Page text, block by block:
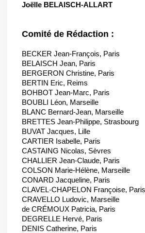
Joëlle BELAISCH-ALLART
Comité de Rédaction :
BECKER Jean-François, Paris
BELAISCH Jean, Paris
BERGERON Christine, Paris
BERTIN Eric, Reims
BOHBOT Jean-Marc, Paris
BOUBLI Léon, Marseille
BLANC Bernard-Jean, Marseille
BRETTES Jean-Philippe, Strasbourg
BUVAT Jacques, Lille
CARTIER Isabelle, Paris
CASTAING Nicolas, Sèvres
CHALLIER Jean-Claude, Paris
COLSON Marie-Hélène, Marseille
CONARD Jacqueline, Paris
CLAVEL-CHAPELON Françoise, Paris
CRAVELLO Ludovic, Marseille
de CRÉMOUX Patricia, Paris
DEGRELLE Hervé, Paris
DENIS Catherine, Paris